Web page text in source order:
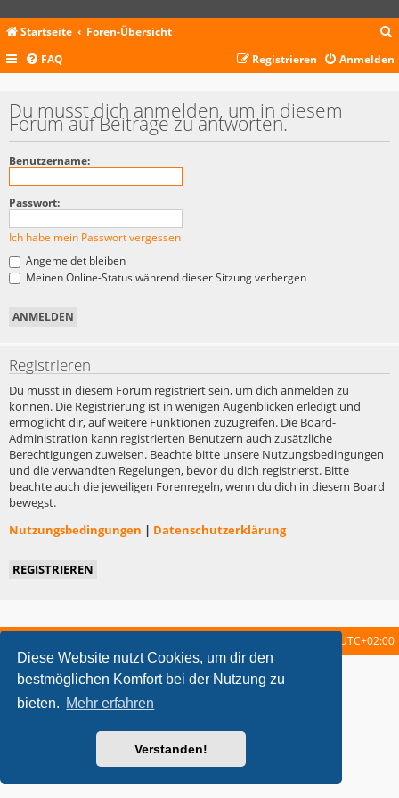
Diese Website nutzt Cookies, um dir den
bestmöglichen Komfort bei der Nutzung zu
bieten. Mehr erfahren
Verstanden!
Startseite Foren-Übersicht
c
FAQ Anmelden
Registrieren
Du musst dich anmelden, um in diesem
Forum auf Beiträge zu antworten.
Benutzername:
Passwort:
Ich habe mein Passwort vergessen
Angemeldet bleiben
Meinen Online-Status während dieser Sitzung verbergen
Registrieren
Du musst in diesem Forum registriert sein, um dich anmelden zu
können. Die Registrierung ist in wenigen Augenblicken erledigt und
ermöglicht dir, auf weitere Funktionen zuzugreifen. Die Board-
Administration kann registrierten Benutzern auch zusätzliche
Berechtigungen zuweisen. Beachte bitte unsere Nutzungsbedingungen
und die verwandten Regelungen, bevor du dich registrierst. Bitte
beachte auch die jeweiligen Forenregeln, wenn du dich in diesem Board
bewegst.
Nutzungsbedingungen | Datenschutzerklärung
REGISTRIEREN
UTC+02:00
metrolike style by Eric Seguin Updated for phpBB3.2 by
Powered byphpBB ® Forum Software © phpBB Limited
Deutsche Übersetzung durch